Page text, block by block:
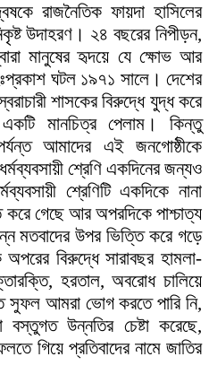
রাজনৈতিক ফায়দা হাসিলের
উদাহরণ। ২৪ বছরের নিপীড়ন,
মানুষের হৃদয়ে যে ক্ষোভ আর
ঘটল ১৯৭১ সালে। দেশের
শাসকের বিরুদ্ধে যুদ্ধ করে
মানচিত্র পেলাম। কিন্তু
আমাদের এই জনগোষ্ঠীকে
শ্রেণি একদিনের জন্যও
শ্রেণিটি একদিকে নানা
গেছে আর অপরদিকে পাশ্চাত্য
মতবাদের উপর ভিত্তি করে গড়ে
বিরুদ্ধে সারাবছর হামলা-
হরতাল, অবরোধ চালিয়ে
সুফল আমরা ভোগ করতে পারি নি,
উন্নতির চেষ্টা করেছে,
গিয়ে প্রতিবাদের নামে জাতির